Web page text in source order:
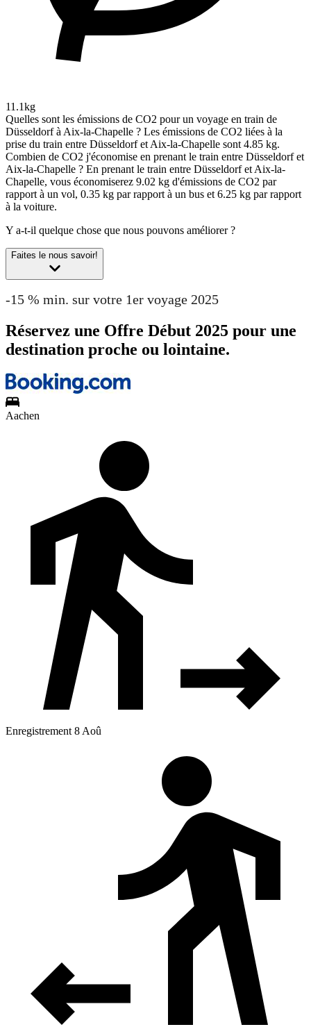
11.1kg
Quelles sont les émissions de CO2 pour un voyage en train de
Düsseldorf à Aix-la-Chapelle ? Les émissions de CO2 liées à la
prise du train entre Düsseldorf et Aix-la-Chapelle sont 4.85 kg.
Combien de CO2 j'économise en prenant le train entre Düsseldorf et
Aix-la-Chapelle ? En prenant le train entre Düsseldorf et Aix-la-
Chapelle, vous économiserez 9.02 kg d'émissions de CO2 par
rapport à un vol, 0.35 kg par rapport à un bus et 6.25 kg par rapport
à la voiture.
Y a-t-il quelque chose que nous pouvons améliorer ?
Faites le nous savoir!
-15 % min. sur votre 1er voyage 2025
Réservez une Offre Début 2025 pour une
destination proche ou lointaine.
Aachen
Enregistrement 8 Aoû